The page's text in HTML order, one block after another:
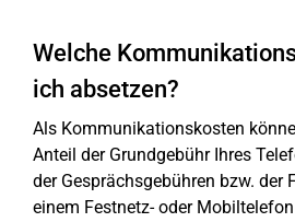
Welche
ich absetzen?
Als Kommunikationskosten
Anteil der Grundgebühr Ihres
der Gesprächsgebühren bzw. der
einem Festnetz- oder